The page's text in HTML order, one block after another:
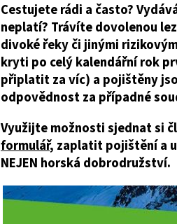
Cestujete rádi a často?
neplatí? Trávíte dovolenou
divoké řeky či jinými
kryti po celý kalendářní rok
připlatit za víc) a pojištěny
odpovědnost za případné
Využijte možnosti sjednat si
formulář, zaplatit pojištění a
NEJEN horská dobrodružství.